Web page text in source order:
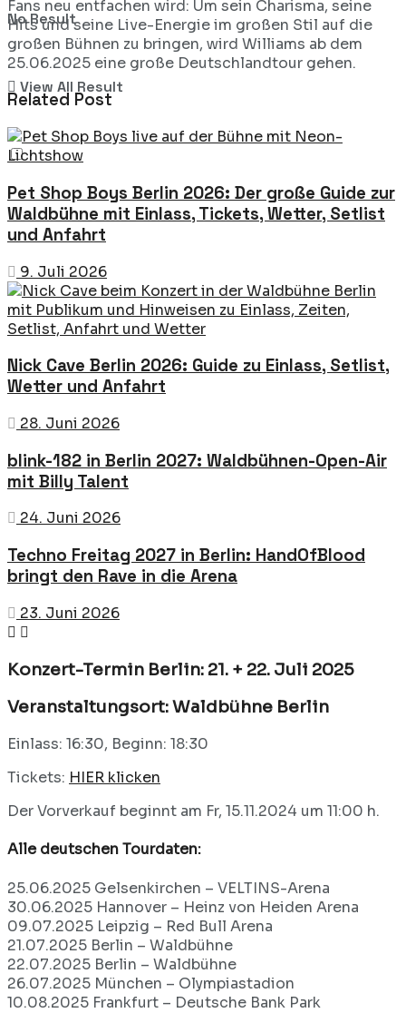
No Result
View All Result
Fans neu entfachen wird: Um sein Charisma, seine
Hits und seine Live-Energie im großen Stil auf die
großen Bühnen zu bringen, wird Williams ab dem
25.06.2025 eine große Deutschlandtour gehen.
Related Post
Pet Shop Boys Berlin 2026: Der große Guide zur
Waldbühne mit Einlass, Tickets, Wetter, Setlist
und Anfahrt
9. Juli 2026
Nick Cave Berlin 2026: Guide zu Einlass, Setlist,
Wetter und Anfahrt
28. Juni 2026
blink-182 in Berlin 2027: Waldbühnen-Open-Air
mit Billy Talent
24. Juni 2026
Techno Freitag 2027 in Berlin: HandOfBlood
bringt den Rave in die Arena
23. Juni 2026
Konzert-Termin Berlin: 21. + 22. Juli 2025
Veranstaltungsort: Waldbühne Berlin
Einlass: 16:30, Beginn: 18:30
Tickets: HIER klicken
Der Vorverkauf beginnt am Fr, 15.11.2024 um 11:00 h.
Alle deutschen Tourdaten:
25.06.2025 Gelsenkirchen – VELTINS-Arena
30.06.2025 Hannover – Heinz von Heiden Arena
09.07.2025 Leipzig – Red Bull Arena
21.07.2025 Berlin – Waldbühne
22.07.2025 Berlin – Waldbühne
26.07.2025 München – Olympiastadion
10.08.2025 Frankfurt – Deutsche Bank Park